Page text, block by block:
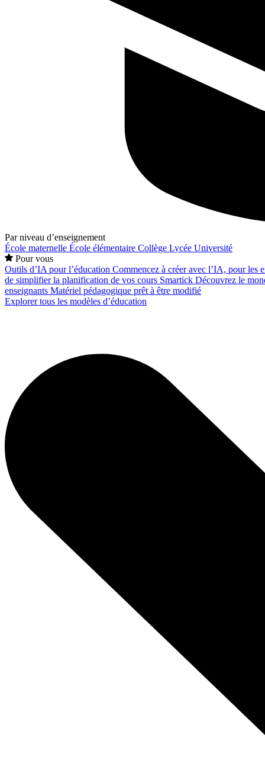
Par niveau d’enseignement
École maternelle École élémentaire Collège Lycée Université
Pour vous
Outils d’IA pour l’éducation Commencez à créer avec l’IA, pour les
de simplifier la planification de vos cours Smartick Découvrez le
enseignants Matériel pédagogique prêt à être modifié
Explorer tous les modèles d’éducation